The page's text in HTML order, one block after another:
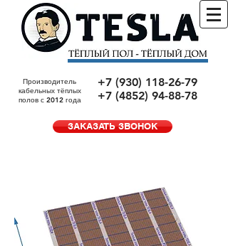
Производитель
кабельных тёплых
полов с 2012 года
+7 (930) 118-26-79
+7 (4852) 94-88-78
ЗАКАЗАТЬ ЗВОНОК